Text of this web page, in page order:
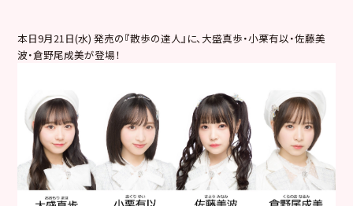
本日9月21日(水) 発売の『散歩の達人』に、大盛真歩・小栗有以・佐藤美
波・倉野尾成美が登場！